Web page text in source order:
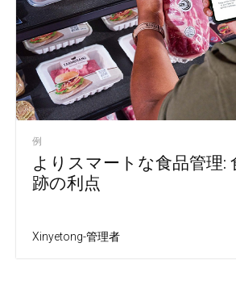
例
よりスマートな食品管理:
跡の利点
Xinyetong-管理者